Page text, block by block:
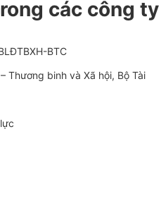
các công ty
BTC
Thương binh và Xã hội, Bộ Tài